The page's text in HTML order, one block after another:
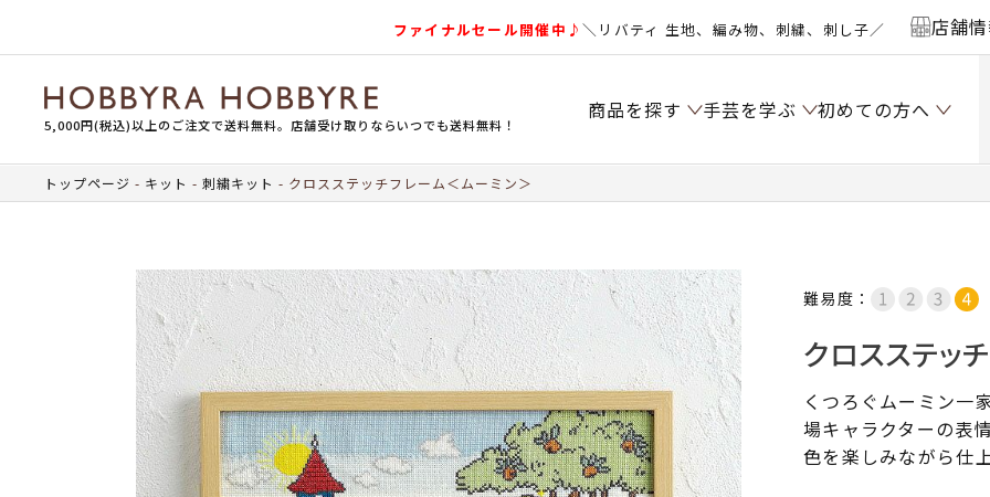
ファイナルセール開催中♪＼リバティ 生地、編み物、刺繍、刺し子／ 店舗
5,000円(税込)以上のご注文で送料無料。店舗受け取りならいつでも送料無料！
商品を探す 手芸を学ぶ 初めての方へ
トップページ キット 刺繍キット クロスステッチフレーム＜ムーミン＞
難易度：
クロスステッ
くつろぐムーミン一
場キャラクターの表
色を楽しみながら仕